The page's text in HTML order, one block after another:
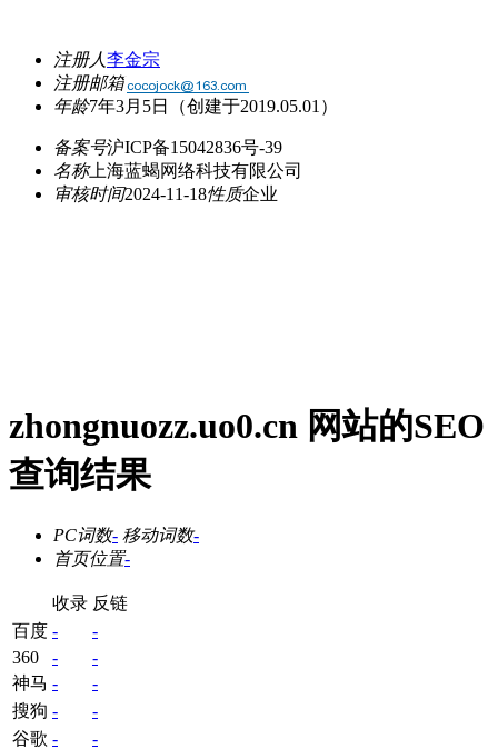
注册人李金宗
注册邮箱
年龄7年3月5日 （创建于2019.05.01）
备案号沪ICP备15042836号-39
名称上海蓝蝎网络科技有限公司
审核时间2024-11-18性质企业
zhongnuozz.uo0.cn 网站的SEO
查询结果
PC词数- 移动词数-
首页位置-
收录 反链
百度 -
-
360
-
-
神马 -
-
搜狗 -
-
谷歌 - -